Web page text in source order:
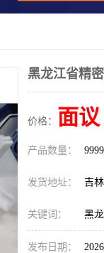
黑龙江省精
价格： 面议
产品数量：
发货地址： 吉
关键词： 黑
发布日期：